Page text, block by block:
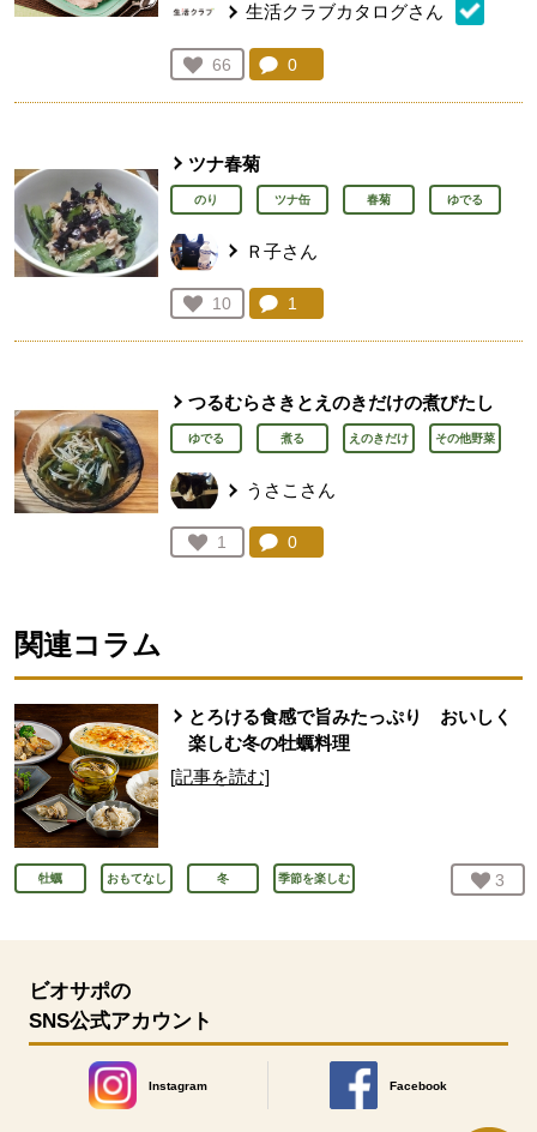
生活クラブカタログさん
お気に入り登録：
66
人が登録
コメント：
0
ツナ春菊
のり ツナ缶 春菊 ゆでる
Ｒ子さん
お気に入り登録：
10
人が登録
コメント：
1
つるむらさきとえのきだけの煮びたし
ゆでる 煮る えのきだけ その他野菜
うさこさん
お気に入り登録：
1
人が登録
コメント：
0
関連コラム
とろける食感で旨みたっぷり おいしく
楽しむ冬の牡蠣料理
[記事を読む]
牡蠣 おもてなし 冬 季節を楽しむ お気
3
ビオサポの
SNS公式アカウント
Instagram
別のウィンドウで開きます。
Facebook
別のウィンドウで開きます